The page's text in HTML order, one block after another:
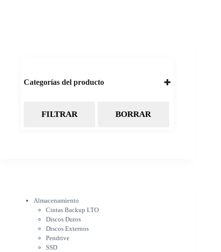
Categorías del producto
Almacenamiento
Cámaras
Cargadores
IOT
Pantalla de proyección
Pantallas
FILTRAR BORRAR
Almacenamiento
Cintas Backup LTO
Discos Duros
Discos Externos
Pendrive
SSD